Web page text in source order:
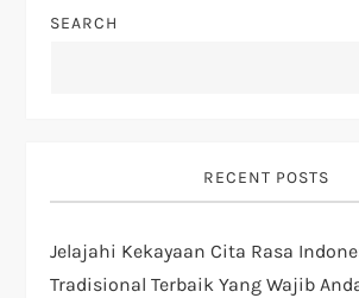
a
g
a
SEARCH
RECENT POSTS
Jelajahi Kekayaan Cita Rasa
Tradisional Terbaik Yang Wajib